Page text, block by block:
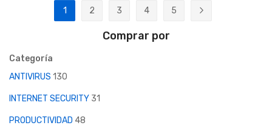
Página
Actualmente estás leyendo página
1
2
3
4
5
Comprar por
Categoría
ANTIVIRUS 130
INTERNET SECURITY 31
PRODUCTIVIDAD 48